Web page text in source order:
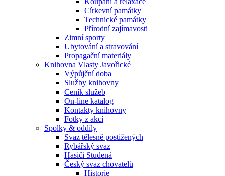
Církevní památky
Technické památky
Přírodní zajímavosti
Zimní sporty
Ubytování a stravování
Propagační materiály
Knihovna Vlasty Javořické
Výpůjční doba
Služby knihovny
Ceník služeb
On-line katalog
Kontakty knihovny
Fotky z akcí
Spolky & oddíly
Svaz tělesně postižených
Rybářský svaz
Hasiči Studená
Český svaz chovatelů
Historie